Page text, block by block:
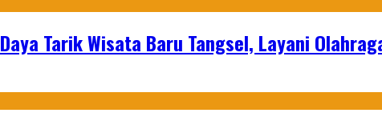
Tarik Wisata Baru Tangsel, Layani